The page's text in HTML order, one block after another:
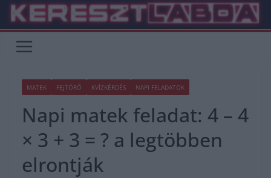
Skip
content
MATEK FEJTÖRŐ KVÍZKÉRDÉS NAPI FELADATOK
Napi matek feladat: 4 – 4
× 3 + 3 = ? a legtöbben
elrontják